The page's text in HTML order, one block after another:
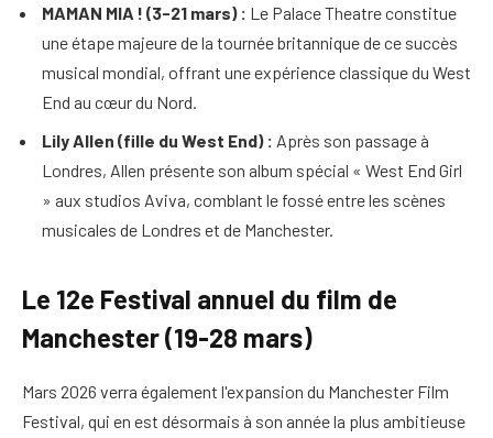
MAMAN MIA ! (3-21 mars) : Le Palace Theatre constitue
une étape majeure de la tournée britannique de ce succès
musical mondial, offrant une expérience classique du West
End au cœur du Nord.
Lily Allen (fille du West End) : Après son passage à
Londres, Allen présente son album spécial « West End Girl
» aux studios Aviva, comblant le fossé entre les scènes
musicales de Londres et de Manchester.
Le 12e Festival annuel du film de
Manchester (19-28 mars)
Mars 2026 verra également l'expansion du Manchester Film
Festival, qui en est désormais à son année la plus ambitieuse